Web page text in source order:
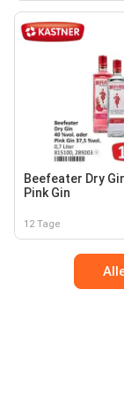
Beefeater Dry
Pink Gin
12 Tage